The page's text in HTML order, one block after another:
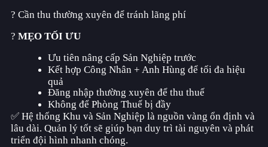
? Cần thu thường xuyên để tránh lãng phí
? MẸO TỐI ƯU
Ưu tiên nâng cấp Sản Nghiệp trước
Kết hợp Công Nhân + Anh Hùng để tối đa hiệu
quả
Đăng nhập thường xuyên để thu thuế
Không để Phòng Thuế bị đầy
✅ Hệ thống Khu và Sản Nghiệp là nguồn vàng ổn định và
lâu dài. Quản lý tốt sẽ giúp bạn duy trì tài nguyên và phát
triển đội hình nhanh chóng.